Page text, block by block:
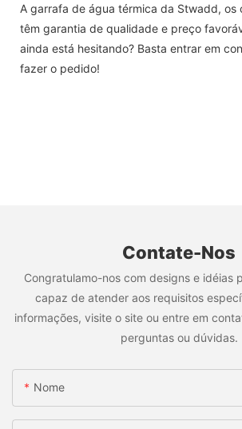
A garrafa de água térmica da Stwadd, os
têm garantia de qualidade e preço
ainda está hesitando? Basta entrar em
fazer o pedido!
Contate-Nos
Congratulamo-nos com designs e idéias
capaz de atender aos requisitos
informações, visite o site ou entre em
perguntas ou dúvidas.
Nome